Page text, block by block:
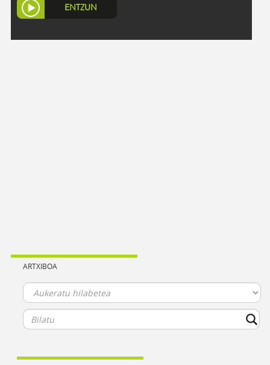
ENTZUN
ARTXIBOA